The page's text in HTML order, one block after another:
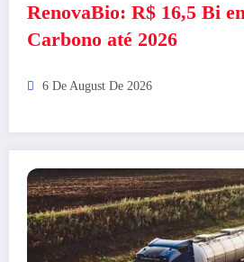
RenovaBio: R$ 16,5 Bi
Carbono até 2026
6 De August De 2026